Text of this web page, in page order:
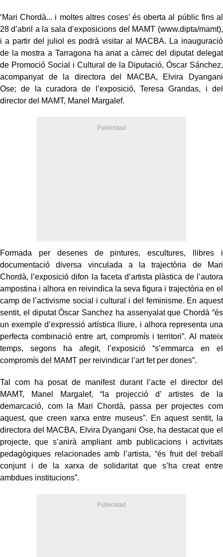
‘Mari Chordà... i moltes altres coses’ és oberta al públic fins al
28 d’abril a la sala d’exposicions del MAMT (www.dipta/mamt),
i a partir del juliol es podrà visitar al MACBA. La inauguració
de la mostra a Tarragona ha anat a càrrec del diputat delegat
de Promoció Social i Cultural de la Diputació, Óscar Sánchez,
acompanyat de la directora del MACBA, Elvira Dyangani
Ose; de la curadora de l’exposició, Teresa Grandas, i del
director del MAMT, Manel Margalef.
Formada per desenes de pintures, escultures, llibres i
documentació diversa vinculada a la trajectòria de Mari
Chordà, l’exposició difon la faceta d’artista plàstica de l’autora
ampostina i alhora en reivindica la seva figura i trajectòria en el
camp de l’activisme social i cultural i del feminisme. En aquest
sentit, el diputat Òscar Sanchez ha assenyalat que Chordà “és
un exemple d’expressió artística lliure, i alhora representa una
perfecta combinació entre art, compromís i territori”. Al mateix
temps, segons ha afegit, l’exposició “s’emmarca en el
compromís del MAMT per reivindicar l’art fet per dones”.
Tal com ha posat de manifest durant l’acte el director del
MAMT, Manel Margalef, “la projecció d’ artistes de la
demarcació, com la Mari Chordà, passa per projectes com
aquest, que creen xarxa entre museus”. En aquest sentit, la
directora del MACBA, Elvira Dyangani Ose, ha destacat que el
projecte, que s’anirà ampliant amb publicacions i activitats
pedagògiques relacionades amb l’artista, “és fruit del treball
conjunt i de la xarxa de solidaritat que s’ha creat entre
ambdues institucions”.